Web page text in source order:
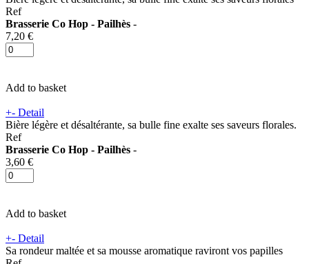
Ref
Brasserie Co Hop - Pailhès -
7,20 €
Add to basket
+- Detail
Bière légère et désaltérante, sa bulle fine exalte ses saveurs florales.
Ref
Brasserie Co Hop - Pailhès -
3,60 €
Add to basket
+- Detail
Sa rondeur maltée et sa mousse aromatique raviront vos papilles